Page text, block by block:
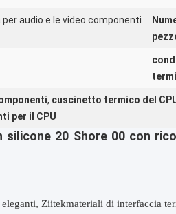
audio e le video componenti
, cuscinetto termico del
per il CPU
20 Shore 00 con
Ziitekmateriali di interfaccia